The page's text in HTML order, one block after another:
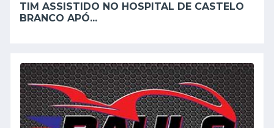
TIM ASSISTIDO NO HOSPITAL DE CASTELO
BRANCO APÓ...